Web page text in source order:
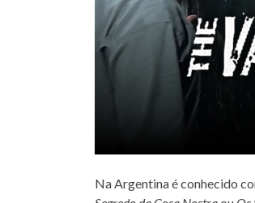
Na Argentina é conhecido